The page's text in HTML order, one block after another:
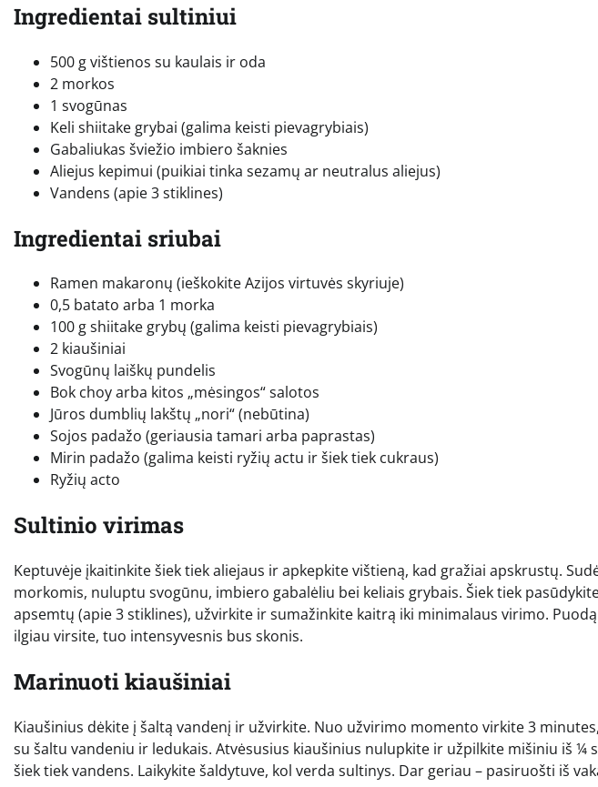
Ingredientai sultiniui
500 g vištienos su kaulais ir oda
2 morkos
1 svogūnas
Keli shiitake grybai (galima keisti pievagrybiais)
Gabaliukas šviežio imbiero šaknies
Aliejus kepimui (puikiai tinka sezamų ar neutralus aliejus)
Vandens (apie 3 stiklines)
Ingredientai sriubai
Ramen makaronų (ieškokite Azijos virtuvės skyriuje)
0,5 batato arba 1 morka
100 g shiitake grybų (galima keisti pievagrybiais)
2 kiaušiniai
Svogūnų laiškų pundelis
Bok choy arba kitos „mėsingos“ salotos
Jūros dumblių lakštų „nori“ (nebūtina)
Sojos padažo (geriausia tamari arba paprastas)
Mirin padažo (galima keisti ryžių actu ir šiek tiek cukraus)
Ryžių acto
Sultinio virimas
Keptuvėje įkaitinkite šiek tiek aliejaus ir apkepkite vištieną, kad gražiai apskrustų.
morkomis, nuluptu svogūnu, imbiero gabalėliu bei keliais grybais. Šiek tiek
apsemtų (apie 3 stiklines), užvirkite ir sumažinkite kaitrą iki minimalaus virimo.
ilgiau virsite, tuo intensyvesnis bus skonis.
Marinuoti kiaušiniai
Kiaušinius dėkite į šaltą vandenį ir užvirkite. Nuo užvirimo momento virkite 3
su šaltu vandeniu ir ledukais. Atvėsusius kiaušinius nulupkite ir užpilkite mišiniu iš ¼
šiek tiek vandens. Laikykite šaldytuve, kol verda sultinys. Dar geriau – pasiruošti iš